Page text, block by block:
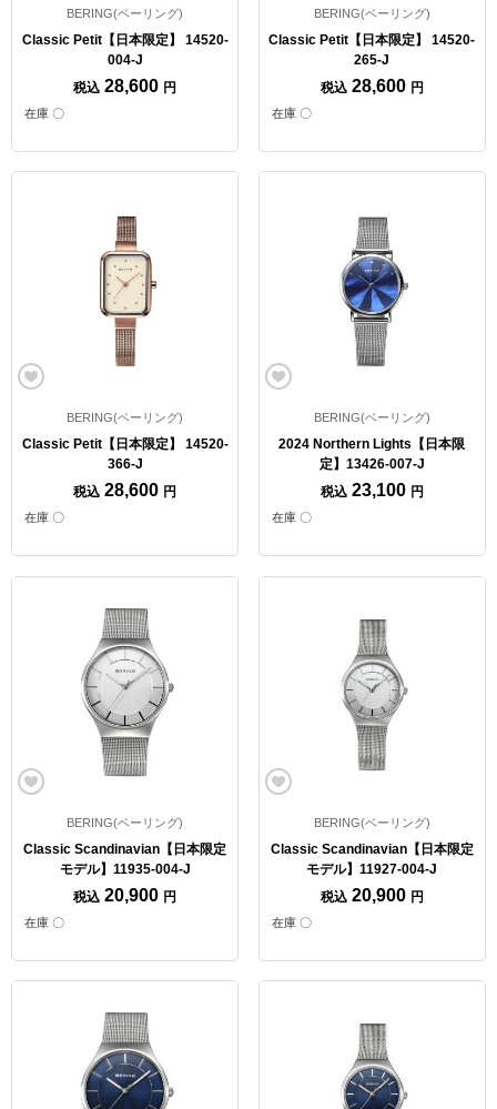
BERING(ベーリング)
Classic Petit【日本限定】 14520-
004-J
税込 28,600 円
在庫 〇
BERING(ベーリング)
Classic Petit【日本限定】 14520-
265-J
税込 28,600 円
在庫 〇
BERING(ベーリング)
Classic Petit【日本限定】 14520-
366-J
税込 28,600 円
在庫 〇
BERING(ベーリング)
2024 Northern Lights【日本限
定】13426-007-J
税込 23,100 円
在庫 〇
BERING(ベーリング)
Classic Scandinavian【日本限定
モデル】11935-004-J
税込 20,900 円
在庫 〇
BERING(ベーリング)
Classic Scandinavian【日本限定
モデル】11927-004-J
税込 20,900 円
在庫 〇